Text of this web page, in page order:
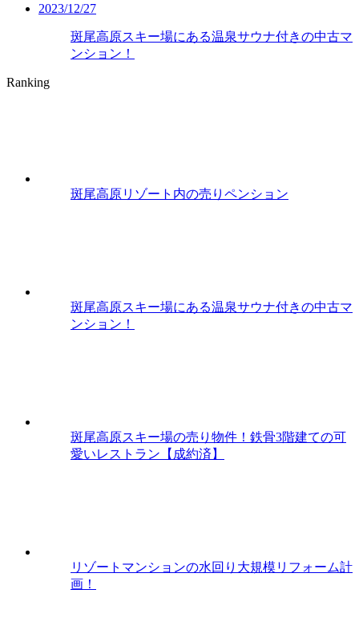
2023/12/27
斑尾高原スキー場にある温泉サウナ付きの中古マ
ンション！
Ranking
斑尾高原リゾート内の売りペンション
斑尾高原スキー場にある温泉サウナ付きの中古マ
ンション！
斑尾高原スキー場の売り物件！鉄骨3階建ての可
愛いレストラン【成約済】
リゾートマンションの水回り大規模リフォーム計
画！